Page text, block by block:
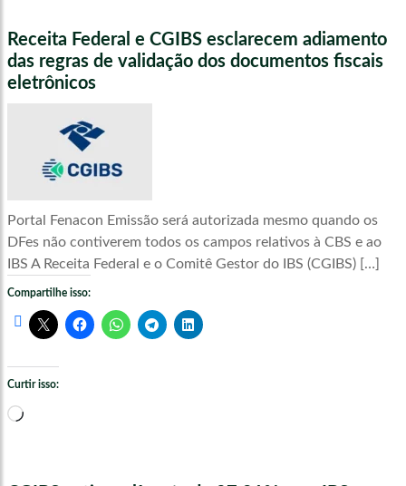
Receita Federal e CGIBS esclarecem adiamento
das regras de validação dos documentos fiscais
eletrônicos
Portal Fenacon Emissão será autorizada mesmo quando os
DFes não contiverem todos os campos relativos à CBS e ao
IBS A Receita Federal e o Comitê Gestor do IBS (CGIBS) […]
Compartilhe isso:
Curtir isso:
Carregando...